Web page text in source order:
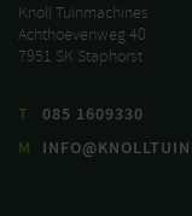
Knoll Tuinmachines
Achthoevenweg 40
7951 SK Staphorst
T
085 1609330
M